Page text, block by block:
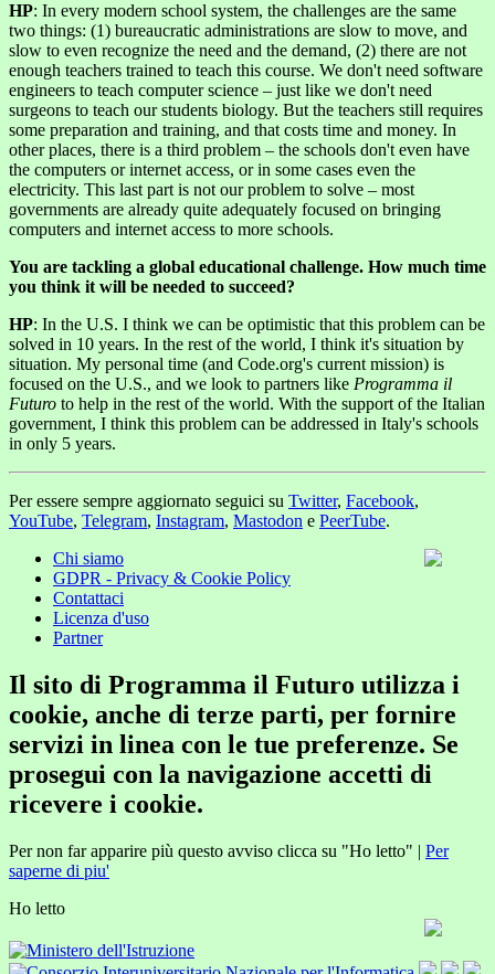
HP: In every modern school system, the challenges are the same
two things: (1) bureaucratic administrations are slow to move, and
slow to even recognize the need and the demand, (2) there are not
enough teachers trained to teach this course. We don't need software
engineers to teach computer science – just like we don't need
surgeons to teach our students biology. But the teachers still requires
some preparation and training, and that costs time and money. In
other places, there is a third problem – the schools don't even have
the computers or internet access, or in some cases even the
electricity. This last part is not our problem to solve – most
governments are already quite adequately focused on bringing
computers and internet access to more schools.
You are tackling a global educational challenge. How much time
you think it will be needed to succeed?
HP: In the U.S. I think we can be optimistic that this problem can be
solved in 10 years. In the rest of the world, I think it's situation by
situation. My personal time (and Code.org's current mission) is
focused on the U.S., and we look to partners like Programma il
Futuro to help in the rest of the world. With the support of the Italian
government, I think this problem can be addressed in Italy's schools
in only 5 years.
Per essere sempre aggiornato seguici su Twitter, Facebook,
YouTube, Telegram, Instagram, Mastodon e PeerTube.
Chi siamo
GDPR - Privacy & Cookie Policy
Contattaci
Licenza d'uso
Partner
Il sito di Programma il Futuro utilizza i
cookie, anche di terze parti, per fornire
servizi in linea con le tue preferenze. Se
prosegui con la navigazione accetti di
ricevere i cookie.
Per non far apparire più questo avviso clicca su "Ho letto" | Per
saperne di piu'
Ho letto